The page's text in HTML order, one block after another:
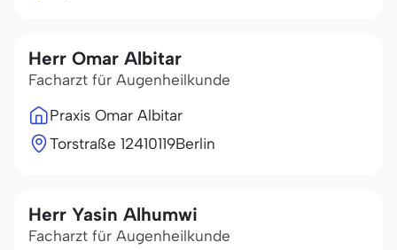
Herr Omar Albitar
Facharzt für Augenheilkunde
Praxis Omar Albitar
Torstraße 12410119Berlin
Herr Yasin Alhumwi
Facharzt für Augenheilkunde